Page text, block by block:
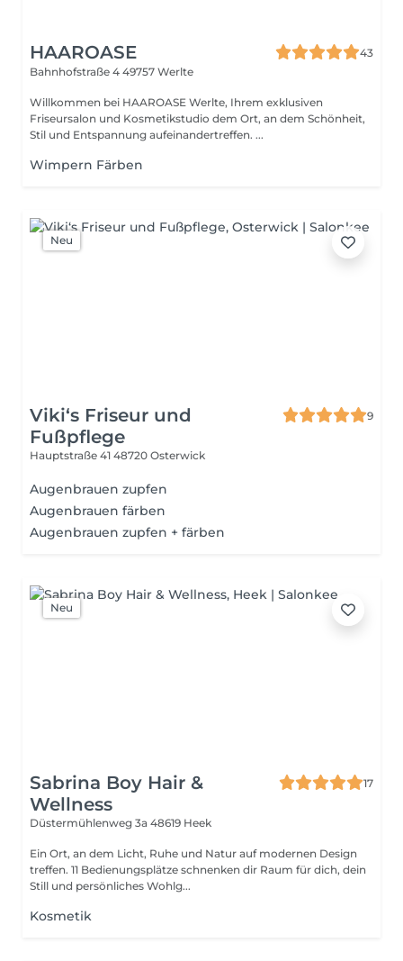
HAAROASE
43
Bahnhofstraße 4 49757 Werlte
Willkommen bei HAAROASE Werlte, Ihrem exklusiven
Friseursalon und Kosmetikstudio dem Ort, an dem Schönheit,
Stil und Entspannung aufeinandertreffen. ...
Wimpern Färben
Neu
Viki‘s Friseur und
Fußpflege
9
Hauptstraße 41 48720 Osterwick
Augenbrauen zupfen
Augenbrauen färben
Augenbrauen zupfen + färben
Neu
Sabrina Boy Hair &
Wellness
17
Düstermühlenweg 3a 48619 Heek
Ein Ort, an dem Licht, Ruhe und Natur auf modernen Design
treffen. 11 Bedienungsplätze schnenken dir Raum für dich, dein
Still und persönliches Wohlg...
Kosmetik